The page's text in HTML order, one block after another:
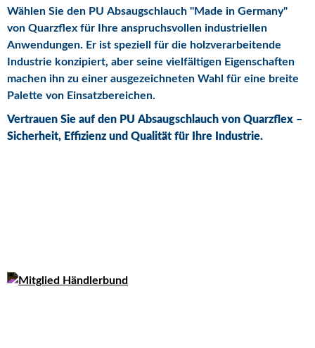
Wählen Sie den PU Absaugschlauch "Made in Germany"
von Quarzflex für Ihre anspruchsvollen industriellen
Anwendungen. Er ist speziell für die holzverarbeitende
Industrie konzipiert, aber seine vielfältigen Eigenschaften
machen ihn zu einer ausgezeichneten Wahl für eine breite
Palette von Einsatzbereichen.
Vertrauen Sie auf den PU Absaugschlauch von Quarzflex –
Sicherheit, Effizienz und Qualität für Ihre Industrie.